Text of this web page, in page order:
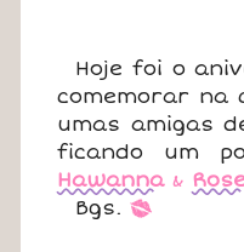
Hoje foi o
comemorar na
umas amigas
ficando um
Hawanna &
Bgs. *